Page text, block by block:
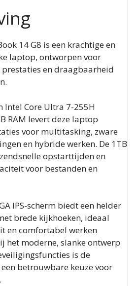
14 G8 is een krachtige en
laptop, ontworpen voor
en draagbaarheid
Intel Core Ultra 7-255H
RAM levert deze laptop
voor multitasking, zware
en hybride werken. De 1TB
opstarttijden en
voor bestanden en
IPS-scherm biedt een helder
brede kijkhoeken, ideaal
en comfortabel werken
het moderne, slanke ontwerp
is de
betrouwbare keuze voor